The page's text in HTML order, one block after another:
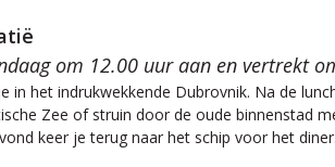
om 12.00 uur aan en vertrekt
in het indrukwekkende Dubrovnik. Na de
Zee of struin door de oude binnenstad
keer je terug naar het schip voor het